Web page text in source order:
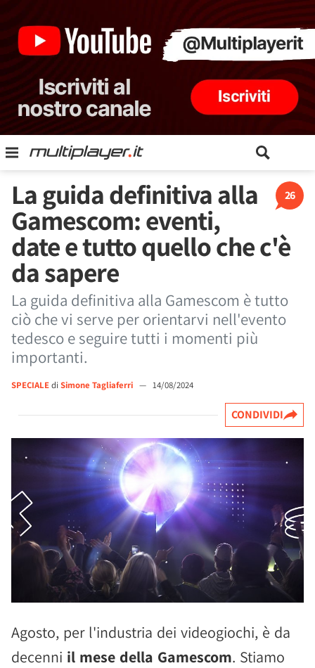
26
La guida definitiva alla
Gamescom: eventi,
date e tutto quello che c'è
da sapere
La guida definitiva alla Gamescom è tutto
ciò che vi serve per orientarvi nell'evento
tedesco e seguire tutti i momenti più
importanti.
SPECIALEdi Simone Tagliaferri — 14/08/2024
CONDIVIDI
Agosto, per l'industria dei videogiochi, è da
decenni il mese della Gamescom. Stiamo